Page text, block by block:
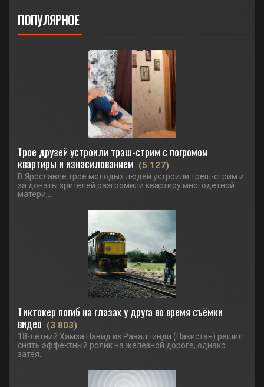
ПОПУЛЯРНОЕ
Трое друзей устроили трэш-стрим с погромом
квартиры и изнасилованием (5 127)
В Ярославле трое молодых людей устроили треш-стрим и
за донаты зрителей разгромили квартиру многодетной
матери,...
Тиктокер погиб на глазах у друга во время съёмки
видео (3 803)
18-летний Хамза Навид из Равалпинди (Пакистан) решил
снять эффектный ролик на железной дороге, однако
затея...